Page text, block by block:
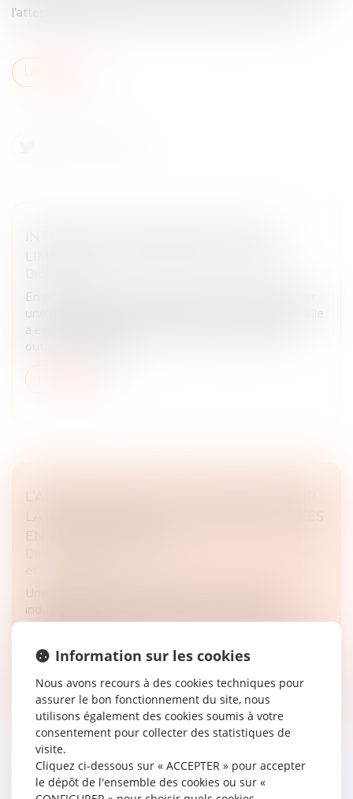
l’attestation RNE peuvent être confondus en raison ...
Lire la suite
INTERDICTION DE MANIFESTER : LES
LIMITES DU POUVOIR DU JUGE PÉNAL
En matière pénale, une juridiction ne peut prononcer
une peine qu'à raison d'une infraction pour laquelle elle
a expressément déclaré le prévenu coupable. En
outre, toute décisi...
L’AFFAIRE LAFARGE : UN TOURNANT POUR
LA RESPONSABILITÉ PÉNALE DES SOCIÉTÉS
EN ZONE DE CONFLIT
Une condamnation inédite pour une entreprise
industrielle en zone de conflit international. Le
jugement rendu le 13 avril 2026 par le tribunal judiciaire
TRANSITION ÉNERGÉTIQUE EN AFRIQUE : LE
Information sur les cookies
Nous avons recours à des cookies techniques pour
assurer le bon fonctionnement du site, nous
utilisons également des cookies soumis à votre
consentement pour collecter des statistiques de
visite.
Cliquez ci-dessous sur « ACCEPTER » pour accepter
le dépôt de l'ensemble des cookies ou sur «